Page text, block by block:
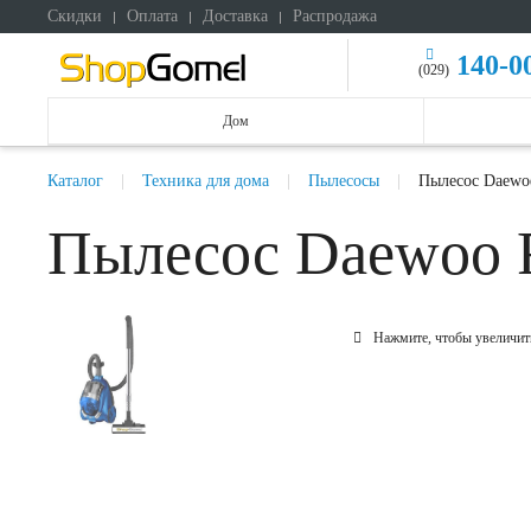
Скидки Оплата Доставка Распродажа
(029) 140-
Дом
Каталог Техника для дома Пылесосы Пылесос
Пылесос Daewoo
Нажмите, чтобы